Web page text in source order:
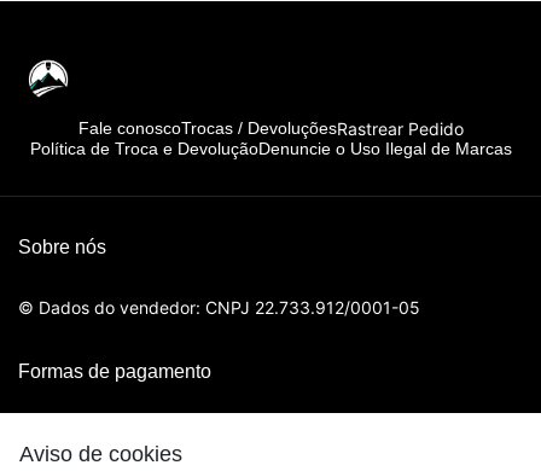
Aviso de cookies
Fale conoscoTrocas / DevoluçõesRastrear Pedido
Política de Troca e DevoluçãoDenuncie o Uso Ilegal de Marcas
Sobre nós
© Dados do vendedor: CNPJ 22.733.912/0001-05
Formas de pagamento